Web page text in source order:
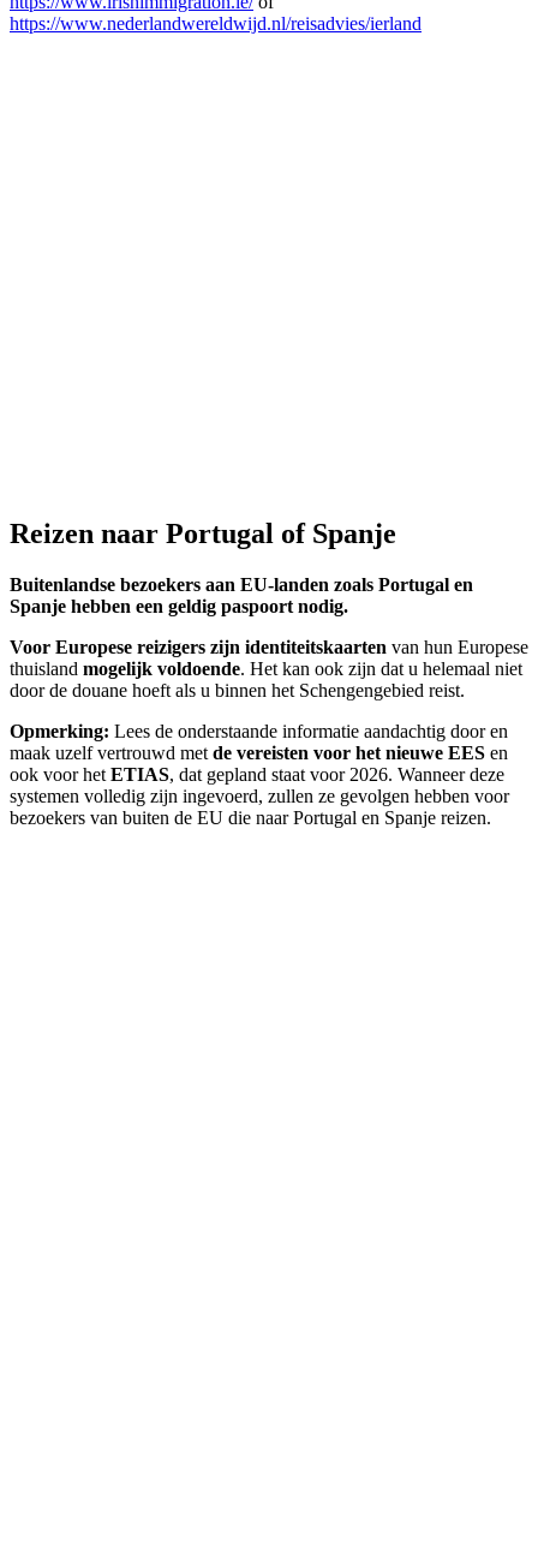
https://www.nederlandwereldwijd.nl/reisadvies/ierland
Reizen naar Portugal of Spanje
Buitenlandse bezoekers aan EU-landen zoals Portugal en
Spanje hebben een geldig paspoort nodig.
Voor Europese reizigers zijn identiteitskaarten van hun Europese
thuisland mogelijk voldoende. Het kan ook zijn dat u helemaal niet
door de douane hoeft als u binnen het Schengengebied reist.
Opmerking: Lees de onderstaande informatie aandachtig door en
maak uzelf vertrouwd met de vereisten voor het nieuwe EES en
ook voor het ETIAS, dat gepland staat voor 2026. Wanneer deze
systemen volledig zijn ingevoerd, zullen ze gevolgen hebben voor
bezoekers van buiten de EU die naar Portugal en Spanje reizen.